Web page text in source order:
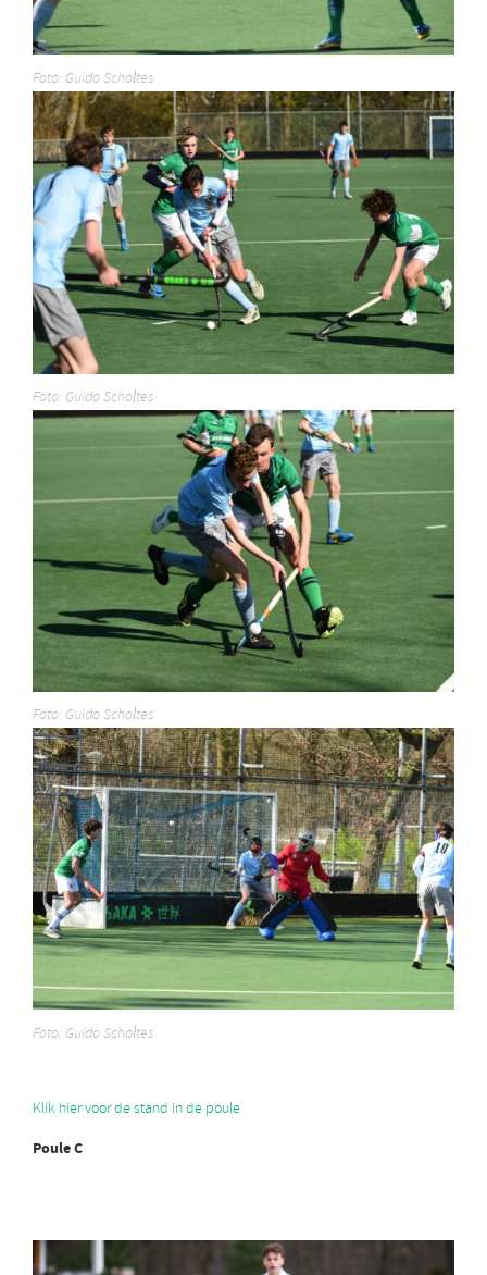
Foto: Guido Scholtes
Foto: Guido Scholtes
Foto: Guido Scholtes
Foto: Guido Scholtes
Klik hier voor de stand in de poule
Poule C